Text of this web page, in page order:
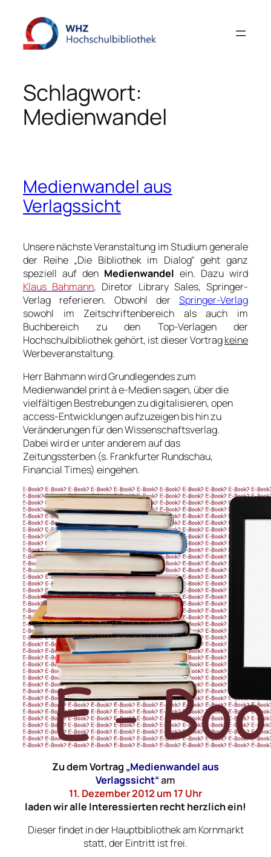
Inhalt
springen
Schlagwort:
Medienwandel
Medienwandel aus
Verlagssicht
Unsere nächste Veranstaltung imStudium generale
der Reihe „Die Bibliothek im Dialog“ geht ganz
speziell auf den Medienwandel ein. Dazu wird
Klaus Bahmann, Diretor Library Sales, Springer-
Verlag referieren. Obwohl der Springer-Verlag
sowohl im Zeitschriftenbereich als auch im
Buchbereich zu den Top-Verlagen der
Hochschulbibliothek gehört, ist dieser Vortragkeine
Werbeveranstaltung.
Herr Bahmann wird Grundlegendes zum
Medienwandel print à e-Medien sagen, über die
vielfältigen Bestrebungen zu digitalisieren, open
access-Entwicklungen aufzuzeigen bis hin zu
Veränderungen für den Wissenschaftsverlag.
Dabei wird er unter anderem auf das
Zeitungssterben (s. Frankfurter Rundschau,
Financial Times) eingehen.
Zu dem Vortrag „Medienwandel aus
Verlagssicht“am
11. Dezember 2012 um 17 Uhr
laden wir alle Interessierten recht herzlich ein!
Dieser findet in der Hauptbibliothek am Kornmarkt
statt, der Eintritt ist frei.